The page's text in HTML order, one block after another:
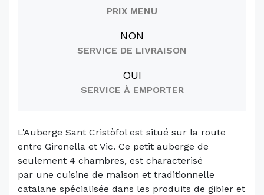
PRIX MENU
NON
SERVICE DE LIVRAISON
OUI
SERVICE À EMPORTER
L'Auberge Sant Cristòfol est situé sur la route
entre Gironella et Vic. Ce petit auberge de
seulement 4 chambres, est characterisé
par une cuisine de maison et traditionnelle
catalane spécialisée dans les produits de gibier et